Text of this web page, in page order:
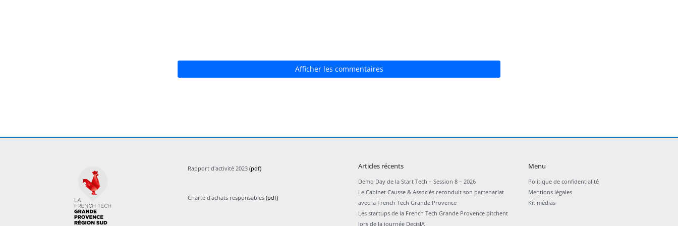
Afficher les commentaires
Rapport d'activité 2023 (pdf)
Charte d'achats responsables (pdf)
Articles récents
Demo Day de la Start Tech – Session 8 – 2026
Le Cabinet Causse & Associés reconduit son partenariat
avec la French Tech Grande Provence
Les startups de la French Tech Grande Provence pitchent
lors de la journée DecisIA
Menu
Politique de confidentialité
Mentions légales
Kit médias